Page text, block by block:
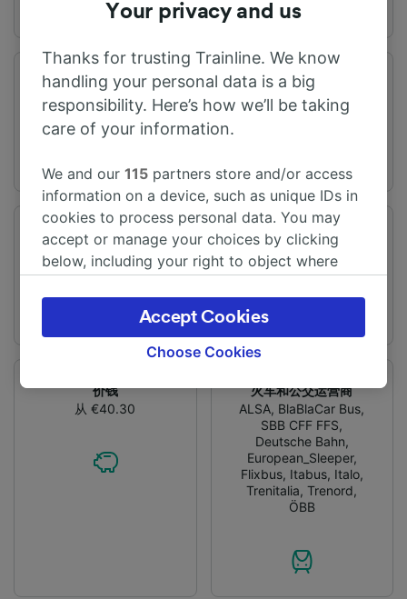
旅程时间
从7h23m
距离
348 km
频率
每天有47趟列车
变化
1次换乘
价钱
从 €40.30
火车和公交运营商
ALSA, BlaBlaCar Bus,
SBB CFF FFS,
Deutsche Bahn,
European_Sleeper,
Flixbus, Itabus, Italo,
Trenitalia,Trenord,
ÖBB
Your privacy and us
Thanks for trusting Trainline. We know
handling your personal data is a big
responsibility. Here’s how we’ll be taking
care of your information.
We and our115 partners store and/or access
information on a device, such as unique IDs in
cookies to process personal data. You may
accept or manage your choices by clicking
below, including your right to object where
the privacy policy page. These choices will be
signaled to our partners and will not affect
browsing data. Your data will not be used for
track you.
We and our partners process data to provide:
Use precise geolocation data. Actively scan
device characteristics for identification. Store
and/or access information on a device.
Personalised advertising and content,
Choose Cookies
Accept Cookies